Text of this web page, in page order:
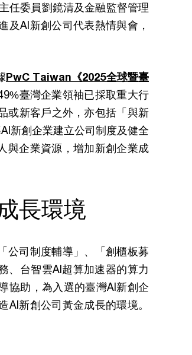
任委員劉鏡清及金融監督管理
及AI新創公司代表熱情與會，
PwC Taiwan《2025全球暨臺
臺灣企業領袖已採取重大行
或新客戶之外，亦包括「與新
新創企業建立公司制度及健全
與企業資源，增加新創企業成
長環境
公司制度輔導」、「創櫃板募
、台智雲AI超算加速器的算力
協助，為入選的臺灣AI新創企
新創公司黃金成長的環境。